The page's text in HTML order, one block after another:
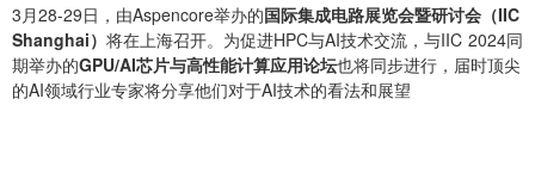
3月28-29日，由Aspencore举办的国际集成电路展览会暨研讨会（IIC
Shanghai） 将在上海召开。为促进HPC与AI技术交流，与IIC 2024同
期举办的GPU/AI芯片与高性能计算应用论坛也将同步进行，届时顶尖
的AI领域行业专家将分享他们对于AI技术的看法和展望